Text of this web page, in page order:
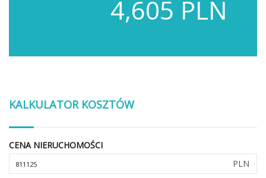
4,605 PLN
KALKULATOR KOSZTÓW
CENA NIERUCHOMOŚCI
PLN